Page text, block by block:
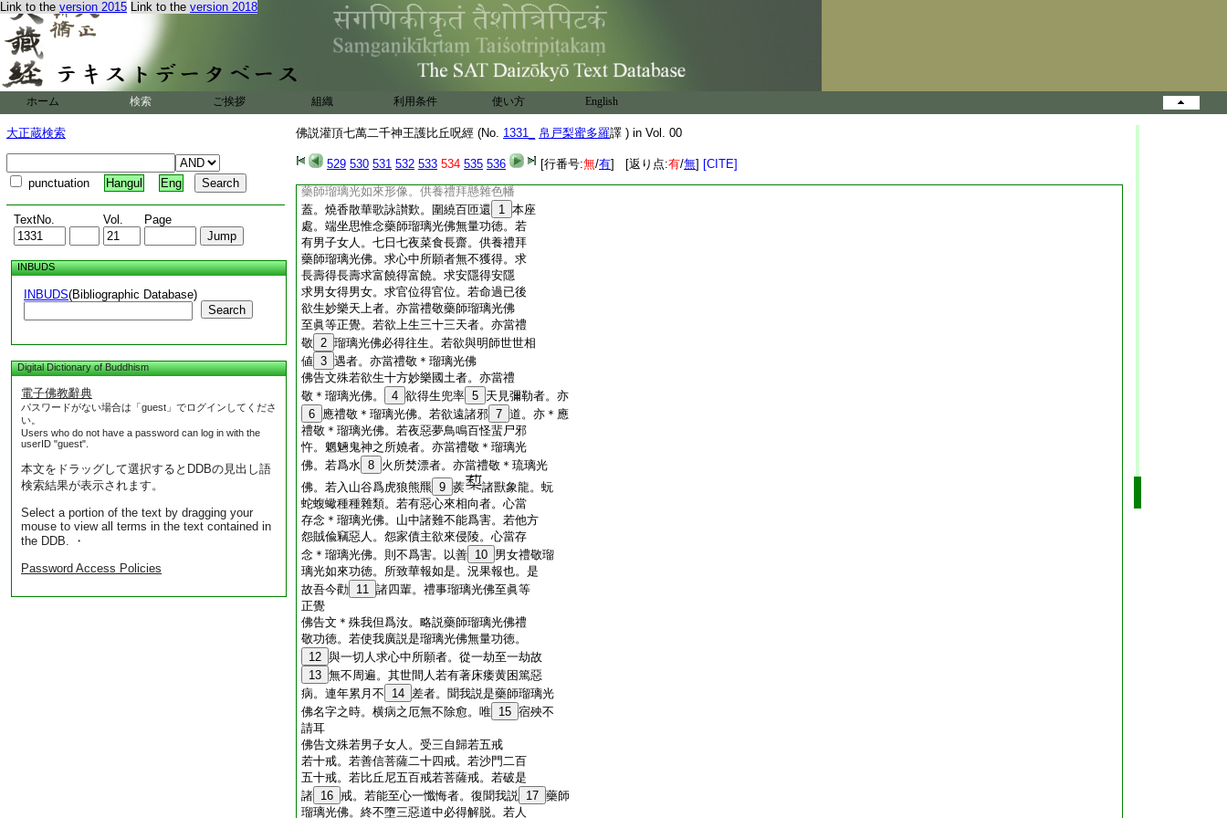
Link to the version 2015 Link to the version 2018
ホーム 検索 ご挨拶 組織 利用条件 使い方 English
大正蔵検索
punctuation Hangul Eng
TextNo. Vol. Page
INBUDS
INBUDS(Bibliographic Database)
Search
Digital Dictionary of Buddhism
電子佛教辭典
パスワードがない場合は「guest」でログインしてくださ
い。
Users who do not have a password can log in with the
userID "guest".
本文をドラッグして選択するとDDBの見出し語
検索結果が表示されます。
Select a portion of the text by dragging your
mouse to view all terms in the text contained in
the DDB. ・
Password Access Policies
佛説灌頂七萬二千神王護比丘呪經 (No. 1331_ 帛戸梨蜜多羅譯 ) in Vol. 00
529 530 531 532 533 534 535 536 [行番号:無/有] [返り点:有/無] [CITE]
世後。當以此法開化十方一切衆生。使其受
持是經典也。若有＊男子女人愛樂是經。受持
讀誦宣通之者。復能專念。若一日二日三日
四日五日。乃至七日憶念不忘。能以好素帛
紙書取是經。五色雜綵作嚢盛之者。是時當
有諸天善神。四天大王龍神八部。當來營衞
愛敬此經。
能日日作禮。
是持經者不墮横
死。所在安隱惡氣消滅。諸魔鬼神亦不中害。
佛言如是如是如汝所説。文殊師利言天尊
所説言無不 27 善
藥師瑠璃光如來形像。供養禮拜懸雜色幡
蓋。燒香散華歌詠讃歎。圍繞百匝還
1 本座
處。端坐思惟念藥師瑠璃光佛無量功徳。若
有男子女人。七日七夜菜食長齋。供養禮拜
藥師瑠璃光佛。求心中所願者無不獲得。求
長壽得長壽求富饒得富饒。求安隱得安隱
求男女得男女。求官位得官位。若命過已後
欲生妙樂天上者。亦當禮敬藥師瑠璃光佛
至眞等正覺。若欲上生三十三天者。亦當禮
敬 2 瑠璃光佛必得往生。若欲與明師世世相
値 3 遇者。亦當禮敬＊瑠璃光佛
佛告文殊若欲生十方妙樂國土者。亦當禮
敬＊瑠璃光佛。
4 欲得生兜率 5 天見彌勒者。亦
6 應禮敬＊瑠璃光佛。若欲遠諸邪 7 道。亦＊應
禮敬＊瑠璃光佛。若夜惡夢鳥鳴百怪蜚尸邪
忤。魍魎鬼神之所嬈者。亦當禮敬＊瑠璃光
佛。若爲水 8 火所焚漂者。亦當禮敬＊琉璃光
佛。若入山谷爲虎狼熊羆 9 蒺
諸獸象龍。蚖
蛇蝮蠍種種雜類。若有惡心來相向者。心當
存念＊瑠璃光佛。山中諸難不能爲害。若他方
怨賊偸竊惡人。怨家債主欲來侵陵。心當存
念＊瑠璃光佛。則不爲害。以善 10 男女禮敬瑠
璃光如來功徳。所致華報如是。況果報也。是
故吾今勸 11 諸四輩。禮事瑠璃光佛至眞等
正覺
佛告文＊殊我但爲汝。略説藥師瑠璃光佛禮
敬功徳。若使我廣説是瑠璃光佛無量功徳。
12 與一切人求心中所願者。從一劫至一劫故
13 無不周遍。其世間人若有著床痿黄困篤惡
病。連年累月不
14 差者。聞我説是藥師瑠璃光
佛名字之時。横病之厄無不除愈。唯 15 宿殃不
請耳
佛告文殊若男子女人。受三自歸若五戒
若十戒。若善信菩薩二十四戒。若沙門二百
五十戒。若比丘尼五百戒若菩薩戒。若破是
諸 16 戒。若能至心一懺悔者。復聞我説 17 藥師
瑠璃光佛。終不墮三惡道中必得解脱。若人